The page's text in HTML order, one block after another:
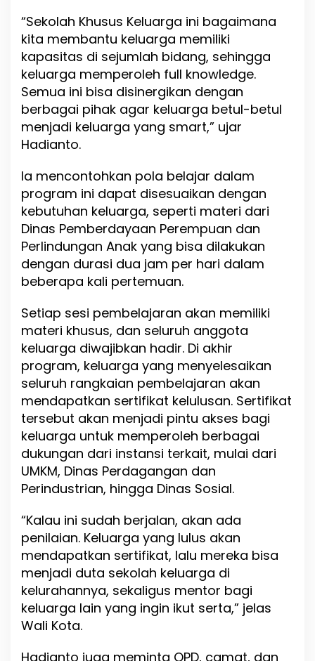
y
r
a
k
t
C
e
r
s
d
n
M
a
d
i
i
“Sekolah Khusus Keluarga ini bagaimana
kita membantu keluarga memiliki
kapasitas di sejumlah bidang, sehingga
keluarga memperoleh full knowledge.
Semua ini bisa disinergikan dengan
berbagai pihak agar keluarga betul-betul
menjadi keluarga yang smart,” ujar
Hadianto.
Ia mencontohkan pola belajar dalam
program ini dapat disesuaikan dengan
kebutuhan keluarga, seperti materi dari
Dinas Pemberdayaan Perempuan dan
Perlindungan Anak yang bisa dilakukan
dengan durasi dua jam per hari dalam
beberapa kali pertemuan.
Setiap sesi pembelajaran akan memiliki
materi khusus, dan seluruh anggota
keluarga diwajibkan hadir. Di akhir
program, keluarga yang menyelesaikan
seluruh rangkaian pembelajaran akan
mendapatkan sertifikat kelulusan. Sertifikat
tersebut akan menjadi pintu akses bagi
keluarga untuk memperoleh berbagai
dukungan dari instansi terkait, mulai dari
UMKM, Dinas Perdagangan dan
Perindustrian, hingga Dinas Sosial.
“Kalau ini sudah berjalan, akan ada
penilaian. Keluarga yang lulus akan
mendapatkan sertifikat, lalu mereka bisa
menjadi duta sekolah keluarga di
kelurahannya, sekaligus mentor bagi
keluarga lain yang ingin ikut serta,” jelas
Wali Kota.
Hadianto juga meminta OPD, camat, dan